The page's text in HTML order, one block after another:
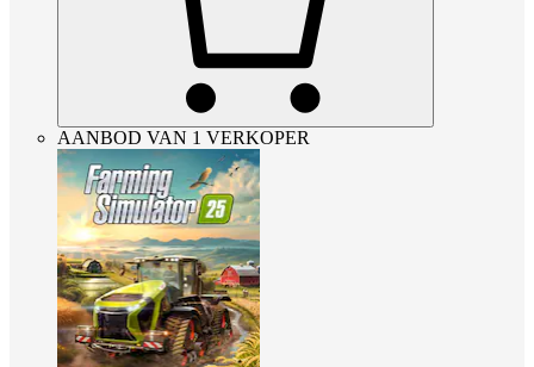
AANBOD VAN 1 VERKOPER